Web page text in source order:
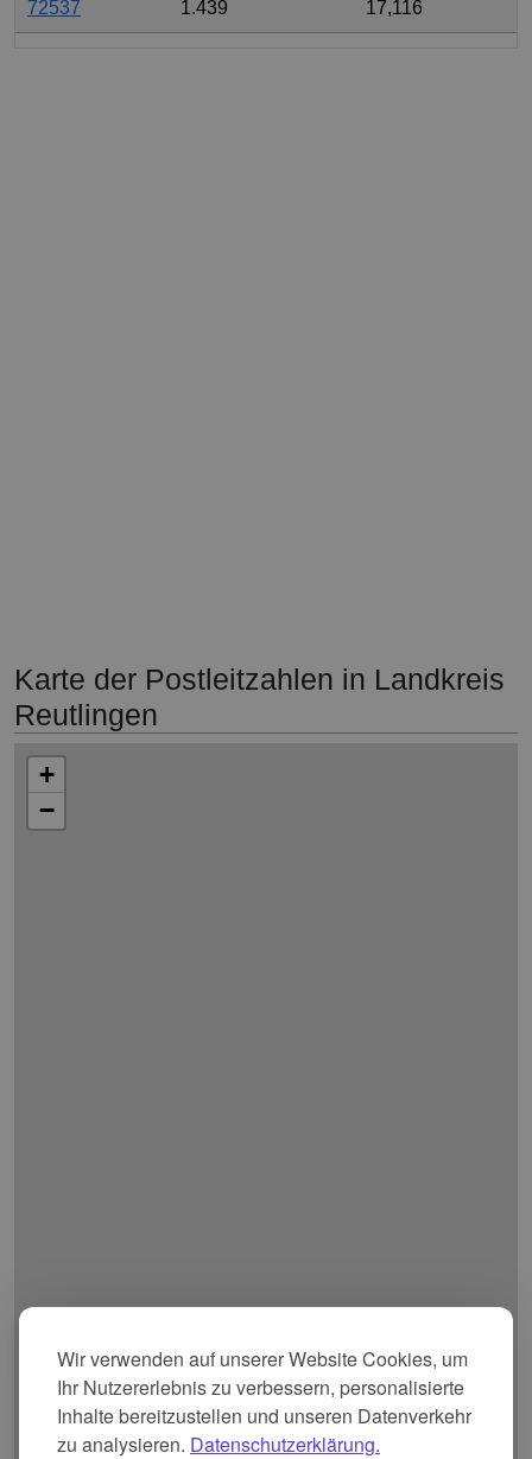
Wir verwenden auf unserer Website Cookies, um
Ihr Nutzererlebnis zu verbessern, personalisierte
Inhalte bereitzustellen und unseren Datenverkehr
zu analysieren. Datenschutzerklärung.
72537 1.439 17,116
Karte der Postleitzahlen in Landkreis
Reutlingen
+
−